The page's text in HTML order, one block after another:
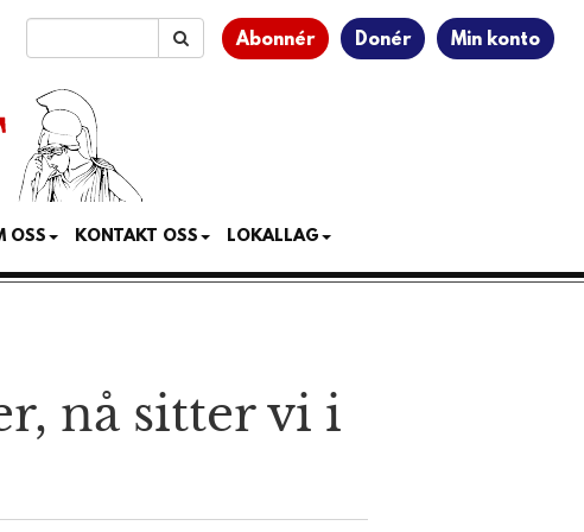
Abonnér Donér Min konto
OSS KONTAKT OSS LOKALLAG
nå sitter vi i